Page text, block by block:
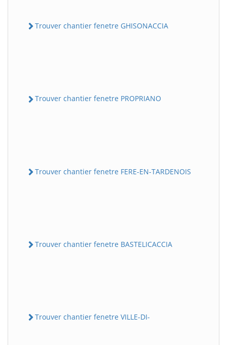
Trouver chantier fenetre GHISONACCIA
Trouver chantier fenetre PROPRIANO
Trouver chantier fenetre FERE-EN-TARDENOIS
Trouver chantier fenetre BASTELICACCIA
Trouver chantier fenetre VILLE-DI-